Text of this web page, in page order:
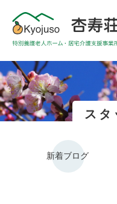
スタ
新着ブログ